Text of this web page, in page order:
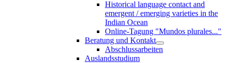
Historical language contact and
emergent / emerging varieties in the
Indian Ocean
Online-Tagung "Mundos plurales..."
Beratung und Kontakt
Abschlussarbeiten
Auslandsstudium